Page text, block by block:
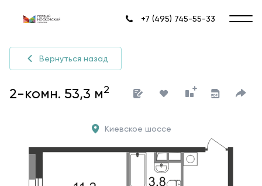
+7 (495) 745-55-33
Вернуться назад
2-комн. 53,3 м2
Киевское шоссе